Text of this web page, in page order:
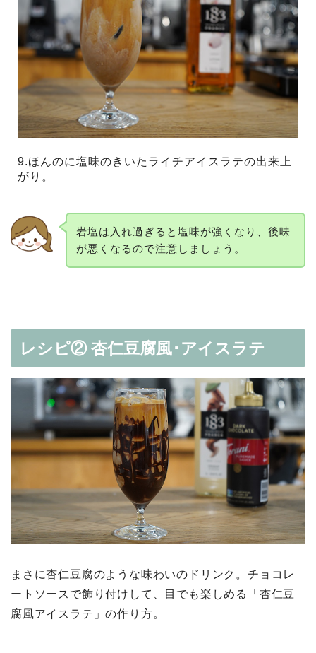
9.ほんのに塩味のきいたライチアイスラテの出来上
がり。
岩塩は入れ過ぎると塩味が強くなり、後味
が悪くなるので注意しましょう。
レシピ② 杏仁豆腐風･アイスラテ
まさに杏仁豆腐のような味わいのドリンク。チョコレ
ートソースで飾り付けして、目でも楽しめる「杏仁豆
腐風アイスラテ」の作り方。